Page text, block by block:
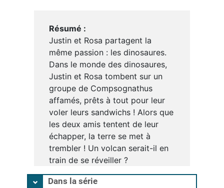
Résumé :
Justin et Rosa partagent la
même passion : les dinosaures.
Dans le monde des dinosaures,
Justin et Rosa tombent sur un
groupe de Compsognathus
affamés, prêts à tout pour leur
voler leurs sandwichs ! Alors que
les deux amis tentent de leur
échapper, la terre se met à
trembler ! Un volcan serait-il en
train de se réveiller ?
Dans la série